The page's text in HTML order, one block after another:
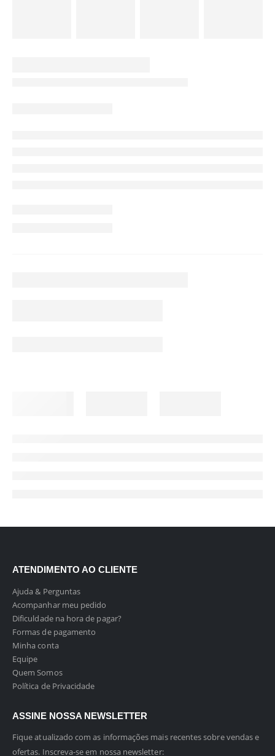
ATENDIMENTO AO CLIENTE
Ajuda & Perguntas
Acompanhar meu pedido
Dificuldade na hora de pagar?
Formas de pagamento
Minha conta
Equipe
Quem Somos
Política de Privacidade
ASSINE NOSSA NEWSLETTER
Fique atualizado com as informações mais recentes sobre vendas e
ofertas. Inscreva-se em nossa newsletter: